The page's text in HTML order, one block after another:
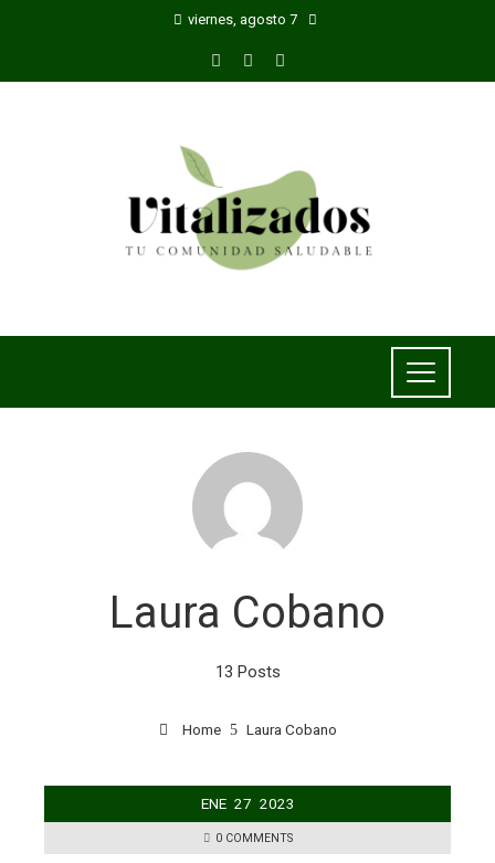
viernes, agosto 7
Laura Cobano
13 Posts
Home Laura Cobano
ENE 27 2023
0 COMMENTS